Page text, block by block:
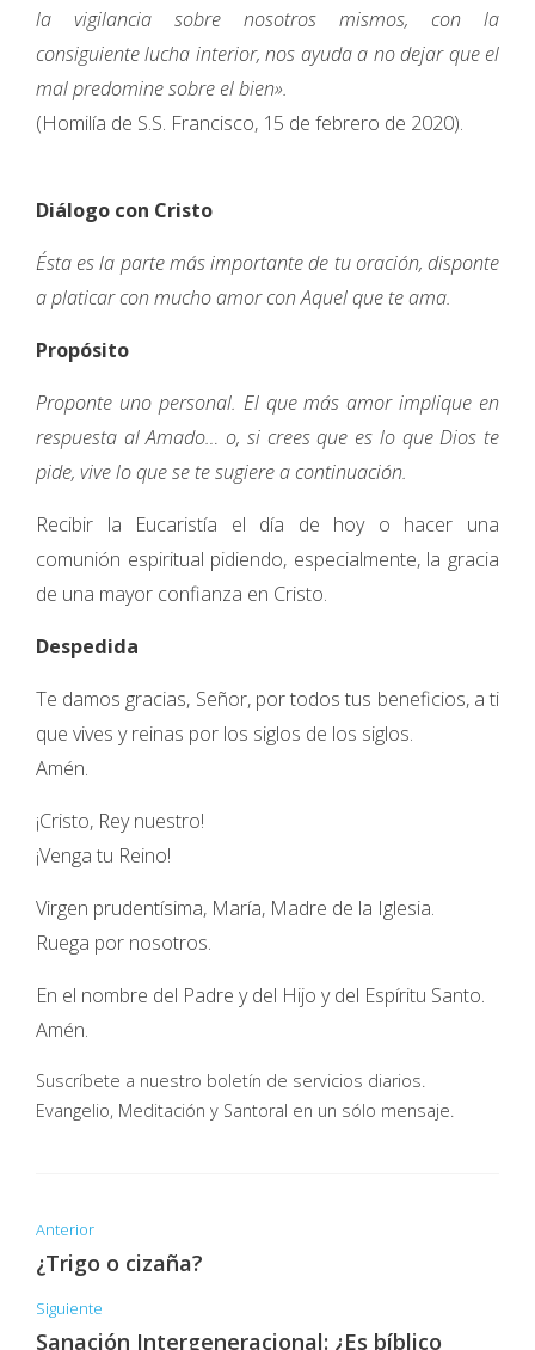
la vigilancia sobre nosotros mismos, con la
consiguiente lucha interior, nos ayuda a no dejar que el
mal predomine sobre el bien».
(Homilía de S.S. Francisco, 15 de febrero de 2020).
Diálogo con Cristo
Ésta es la parte más importante de tu oración, disponte
a platicar con mucho amor con Aquel que te ama.
Propósito
Proponte uno personal. El que más amor implique en
respuesta al Amado… o, si crees que es lo que Dios te
pide, vive lo que se te sugiere a continuación.
Recibir la Eucaristía el día de hoy o hacer una
comunión espiritual pidiendo, especialmente, la gracia
de una mayor confianza en Cristo.
Despedida
Te damos gracias, Señor, por todos tus beneficios, a ti
que vives y reinas por los siglos de los siglos.
Amén.
¡Cristo, Rey nuestro!
¡Venga tu Reino!
Virgen prudentísima, María, Madre de la Iglesia.
Ruega por nosotros.
En el nombre del Padre y del Hijo y del Espíritu Santo.
Amén.
Suscríbete a nuestro boletín de servicios diarios.
Evangelio, Meditación y Santoral en un sólo mensaje.
Anterior
¿Trigo o cizaña?
Siguiente
Sanación Intergeneracional: ¿Es bíblico